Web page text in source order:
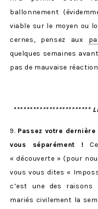
ballonnement
viable sur le moyen ou
cernes, pensez aux
quelques semaines
pas de mauvaise réaction
************************
9. Passez votre
vous séparément !
« découverte » (pour
vous vous dites «
c’est une des raisons
mariés civilement la